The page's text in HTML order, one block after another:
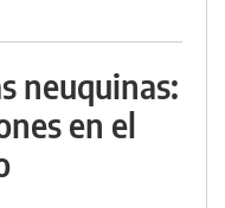
neuquinas:
en el